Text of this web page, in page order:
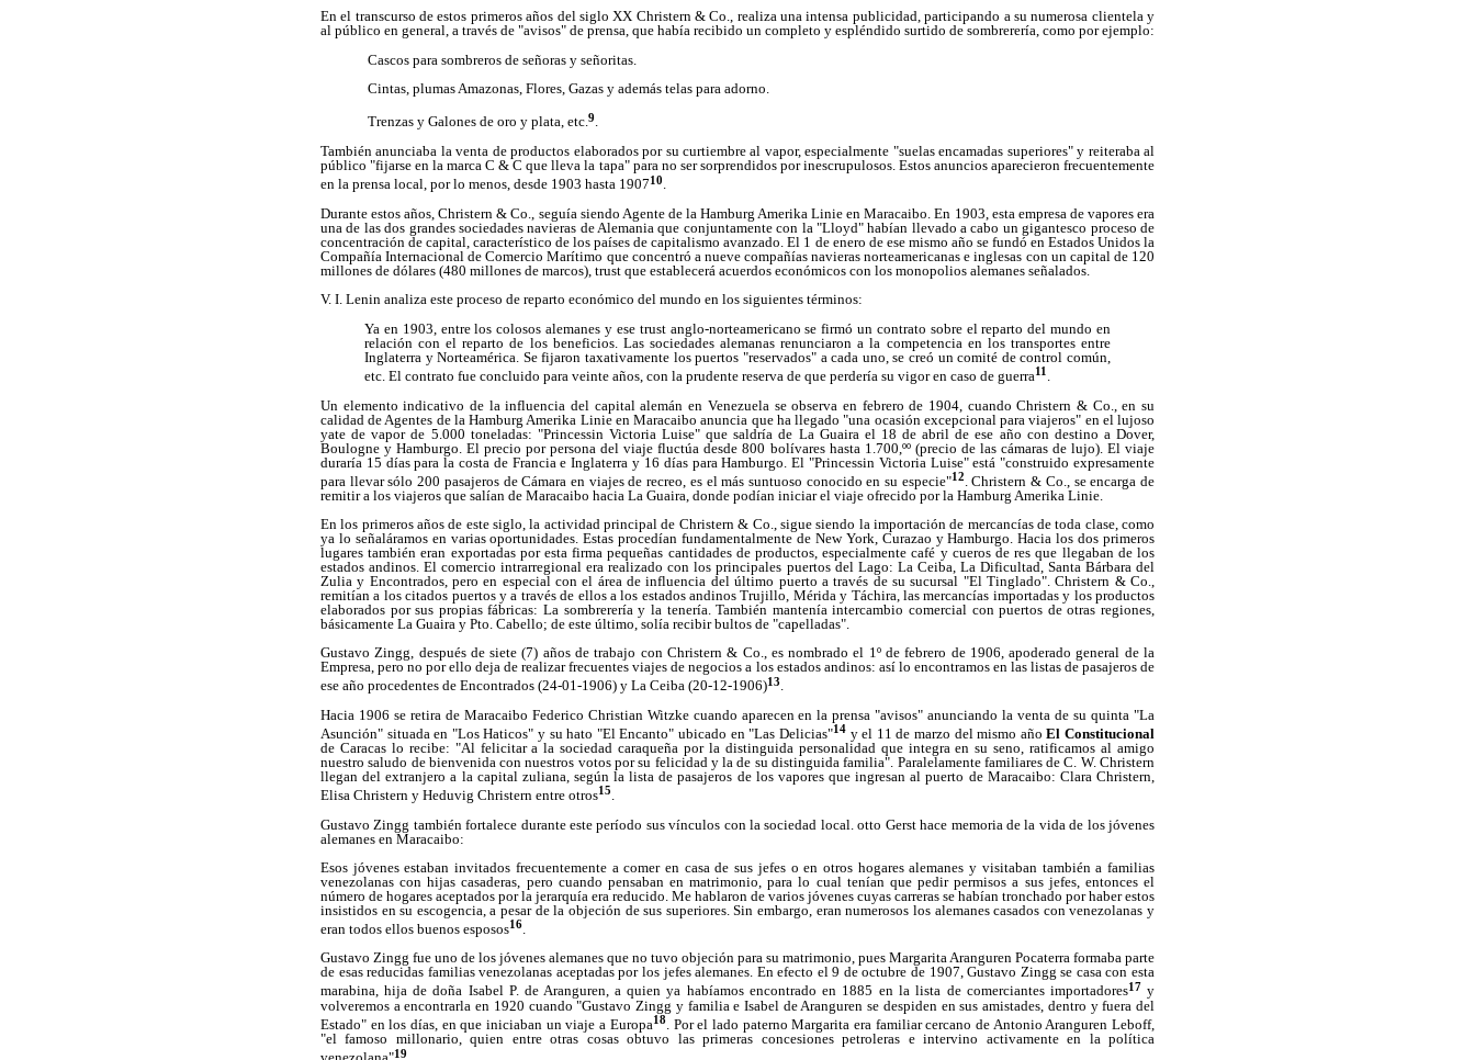
En el transcurso de estos primeros años del siglo XX Christern & Co., realiza una intensa publicidad, participando a su numerosa clientela y
al público en general, a través de "avisos" de prensa, que había recibido un completo y espléndido surtido de sombrerería, como por ejemplo:
 Cascos para sombreros de señoras y señoritas.
 Cintas, plumas Amazonas, Flores, Gazas y además telas para adorno.
 Trenzas y Galones de oro y plata, etc.9.
También anunciaba la venta de productos elaborados por su curtiembre al vapor, especialmente "suelas encamadas superiores" y reiteraba al
público "fijarse en la marca C & C que lleva la tapa" para no ser sorprendidos por inescrupulosos. Estos anuncios aparecieron frecuentemente
en la prensa local, por lo menos, desde 1903 hasta 190710.
Durante estos años, Christern & Co., seguía siendo Agente de la Hamburg Amerika Linie en Maracaibo. En 1903, esta empresa de vapores era
una de las dos grandes sociedades navieras de Alemania que conjuntamente con la "Lloyd" habían llevado a cabo un gigantesco proceso de
concentración de capital, característico de los países de capitalismo avanzado. El 1 de enero de ese mismo año se fundó en Estados Unidos la
Compañía Internacional de Comercio Marítimo que concentró a nueve compañías navieras norteamericanas e inglesas con un capital de 120
millones de dólares (480 millones de marcos), trust que establecerá acuerdos económicos con los monopolios alemanes señalados.
V. I. Lenin analiza este proceso de reparto económico del mundo en los siguientes términos:
Ya en 1903, entre los colosos alemanes y ese trust anglo-norteamericano se firmó un contrato sobre el reparto del mundo en
relación con el reparto de los beneficios. Las sociedades alemanas renunciaron a la competencia en los transportes entre
Inglaterra y Norteamérica. Se fijaron taxativamente los puertos "reservados" a cada uno, se creó un comité de control común,
etc. El contrato fue concluido para veinte años, con la prudente reserva de que perdería su vigor en caso de guerra11
Un elemento indicativo de la influencia del capital alemán en Venezuela se observa en febrero de 1904, cuando Christern & Co., en su
calidad de Agentes de la Hamburg Amerika Linie en Maracaibo anuncia que ha llegado "una ocasión excepcional para viajeros" en el lujoso
yate de vapor de 5.000 toneladas: "Princessin Victoria Luise" que saldría de La Guaira el 18 de abril de ese año con destino a Dover,
Boulogne y Hamburgo. El precio por persona del viaje fluctúa desde 800 bolívares hasta 1.700,ºº (precio de las cámaras de lujo). El viaje
duraría 15 días para la costa de Francia e Inglaterra y 16 días para Hamburgo. El "Princessin Victoria Luise" está "construido expresamente
para llevar sólo 200 pasajeros de Cámara en viajes de recreo, es el más suntuoso conocido en su especie"12 . Christern & Co., se encarga de
remitir a los viajeros que salían de Maracaibo hacia La Guaira, donde podían iniciar el viaje ofrecido por la Hamburg Amerika Linie.
En los primeros años de este siglo, la actividad principal de Christern & Co., sigue siendo la importación de mercancías de toda clase, como
ya lo señaláramos en varias oportunidades. Estas procedían fundamentalmente de New York, Curazao y Hamburgo. Hacia los dos primeros
lugares también eran exportadas por esta firma pequeñas cantidades de productos, especialmente café y cueros de res que llegaban de los
estados andinos. El comercio intrarregional era realizado con los principales puertos del Lago: La Ceiba, La Dificultad, Santa Bárbara del
Zulia y Encontrados, pero en especial con el área de influencia del último puerto a través de su sucursal "El Tinglado". Christern & Co.,
remitían a los citados puertos y a través de ellos a los estados andinos Trujillo, Mérida y Táchira, las mercancías importadas y los productos
elaborados por sus propias fábricas: La sombrerería y la tenería. También mantenía intercambio comercial con puertos de otras regiones,
básicamente La Guaira y Pto. Cabello; de este último, solía recibir bultos de "capelladas".
Gustavo Zingg, después de siete (7) años de trabajo con Christern & Co., es nombrado el 1º de febrero de 1906, apoderado general de la
Empresa, pero no por ello deja de realizar frecuentes viajes de negocios a los estados andinos: así lo encontramos en las listas de pasajeros de
ese año procedentes de Encontrados (24-01-1906) y La Ceiba (20-12-1906)13.
Hacia 1906 se retira de Maracaibo Federico Christian Witzke cuando aparecen en la prensa "avisos" anunciando la venta de su quinta "La
Asunción" situada en "Los Haticos" y su hato "El Encanto" ubicado en "Las Delicias"14y el 11 de marzo del mismo añoEl Constitucional
de Caracas lo recibe: "Al felicitar a la sociedad caraqueña por la distinguida personalidad que integra en su seno, ratificamos al amigo
nuestro saludo de bienvenida con nuestros votos por su felicidad y la de su distinguida familia". Paralelamente familiares de C. W. Christern
llegan del extranjero a la capital zuliana, según la lista de pasajeros de los vapores que ingresan al puerto de Maracaibo: Clara Christern,
Elisa Christern y Heduvig Christern entre otros15.
Gustavo Zingg también fortalece durante este período sus vínculos con la sociedad local. otto Gerst hace memoria de la vida de los jóvenes
alemanes en Maracaibo:
Esos jóvenes estaban invitados frecuentemente a comer en casa de sus jefes o en otros hogares alemanes y visitaban también a familias
venezolanas con hijas casaderas, pero cuando pensaban en matrimonio, para lo cual tenían que pedir permisos a sus jefes, entonces el
número de hogares aceptados por la jerarquía era reducido. Me hablaron de varios jóvenes cuyas carreras se habían tronchado por haber estos
insistidos en su escogencia, a pesar de la objeción de sus superiores. Sin embargo, eran numerosos los alemanes casados con venezolanas y
eran todos ellos buenos esposos16.
Gustavo Zingg fue uno de los jóvenes alemanes que no tuvo objeción para su matrimonio, pues Margarita Aranguren Pocaterra formaba parte
de esas reducidas familias venezolanas aceptadas por los jefes alemanes. En efecto el 9 de octubre de 1907, Gustavo Zingg se casa con esta
marabina, hija de doña Isabel P. de Aranguren, a quien ya habíamos encontrado en 1885 en la lista de comerciantes importadores17 y
volveremos a encontrarla en 1920 cuando "Gustavo Zingg y familia e Isabel de Aranguren se despiden en sus amistades, dentro y fuera del
Estado" en los días, en que iniciaban un viaje a Europa18. Por el lado paterno Margarita era familiar cercano de Antonio Aranguren Leboff,
"el famoso millonario, quien entre otras cosas obtuvo las primeras concesiones petroleras e intervino activamente en la política
19